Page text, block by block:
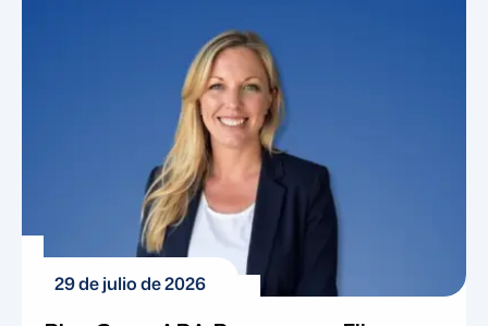
estadísticas implica identificar los recursos
concretos, los programas educativos y los
marcos terapéuticos necesarios […]
29 de julio de 2026